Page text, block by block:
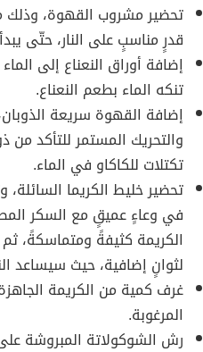
تحضير مشروب القهوة،
قدرٍ مناسبٍ على النار، حتّى
إضافة أوراق النعناع إلى
تنكه الماء بطعم النعناع.
إضافة القهوة سريعة
والتحريك المستمر للتأكد
تكتلات للكاكاو في الماء.
تحضير خليط الكريما
في وعاءٍ عميقٍ مع السكر
الكريمة كثيفةً ومتماسكةً، ثم
لثوانٍ إضافية، حيث سيساعد
غرف كمية من الكريمة
المرغوبة.
رش الشوكولاتة المبروشة